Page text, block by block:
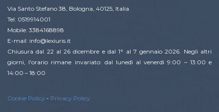
Via Santo Stefano 38, Bologna, 40125, Italia
Tel: 0519914001
Mobile: 3384168898
E-mail: info@lexiuris.it
Chiusura dal 22 al 26 dicembre e dal 1° al 7 gennaio 2026. Negli altri
giorni, l'orario rimane invariato: dal lunedì al venerdì 9:00 – 13:00 e
14:00 – 18:00
Cookie Policy - Privacy Policy